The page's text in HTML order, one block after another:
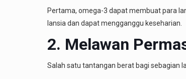
Pertama, omega-3 dapat membuat para
lansia dan dapat mengganggu keseharian.
2. Melawan
Salah satu tantangan berat bagi sebagian